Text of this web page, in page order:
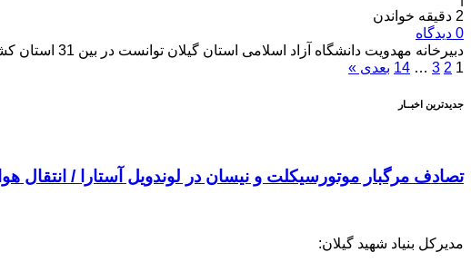
2 دقیقه خواندن
0 دیدگاه
دبیرخانه مهدویت دانشگاه آزاد اسلامی استان گیلان توانست در بین 31 استان کشور، عنوان دبیرخانه برتر دانشگاه آزاد اسلامی را در سال گذشته به خود اختصاص دهد.
1
2
3
…
14 بعدی »
جدیدترین اخبــار
تصادف مرگبار موتورسیکلت و نیسان در لوندویل آستارا /
مدیرکل بنیاد شهید گیلان: